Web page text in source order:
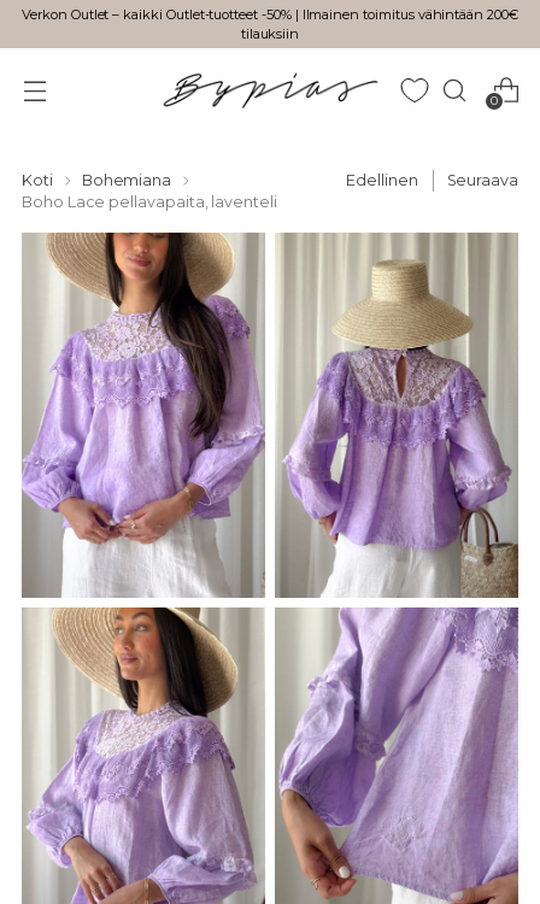
Verkon Outlet – kaikki Outlet-tuotteet -50% | Ilmainen toimitus vähintään 200€
tilauksiin
0
Koti
Bohemiana
Boho Lace pellavapaita, laventeli
Edellinen Seuraava